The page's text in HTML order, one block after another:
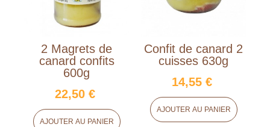
2 Magrets de
canard confits
600g
22,50 €
AJOUTER AU PANIER
Confit de canard 2
cuisses 630g
14,55 €
AJOUTER AU PANIER